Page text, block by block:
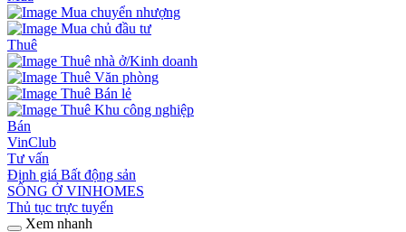
Mua chuyển nhượng
Mua chủ đầu tư
Thuê
Thuê nhà ở/Kinh doanh
Thuê Văn phòng
Thuê Bán lẻ
Thuê Khu công nghiệp
Bán
VinClub
Tư vấn
Định giá Bất động sản
SỐNG Ở VINHOMES
Thủ tục trực tuyến
Xem nhanh